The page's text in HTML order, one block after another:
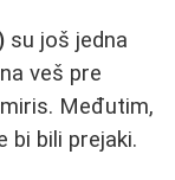
su još jedna
veš pre
Međutim,
bi bili prejaki.